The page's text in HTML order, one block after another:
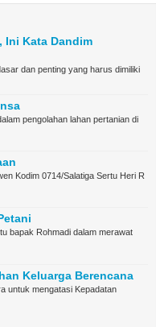
Ini Kata Dandim
dan penting yang harus dimiliki
pengolahan lahan pertanian di
Kodim 0714/Salatiga Sertu Heri R
bapak Rohmadi dalam merawat
Keluarga Berencana
untuk mengatasi Kepadatan